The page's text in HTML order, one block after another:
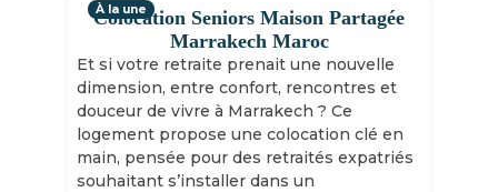
Colocation Seniors Maison Partagée
Marrakech Maroc
Et si votre retraite prenait une nouvelle
dimension, entre confort, rencontres et
douceur de vivre à Marrakech ? Ce
logement propose une colocation clé en
main, pensée pour des retraités expatriés
souhaitant s’installer dans un
À la une